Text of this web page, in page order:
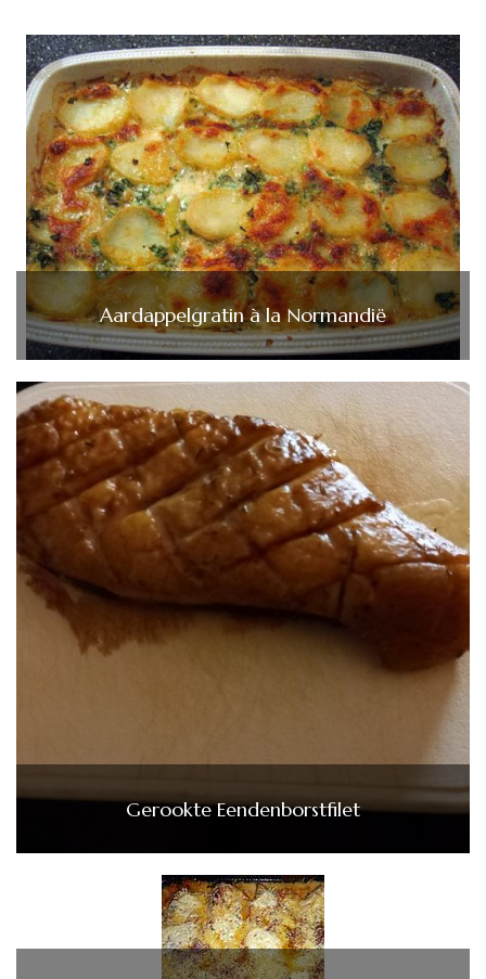
Aardappelgratin à la Normandië
Gerookte Eendenborstfilet